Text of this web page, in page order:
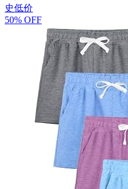
史低价
50% OFF